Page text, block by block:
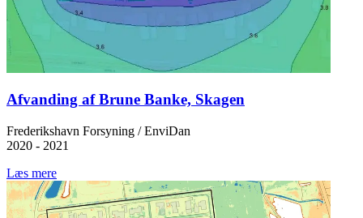
Afvanding af Brune Banke, Skagen
Frederikshavn Forsyning / EnviDan
2020 - 2021
Læs mere